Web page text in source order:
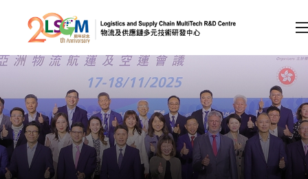
跳到内容（按回车键）
会员登录
A A EN 繁 简